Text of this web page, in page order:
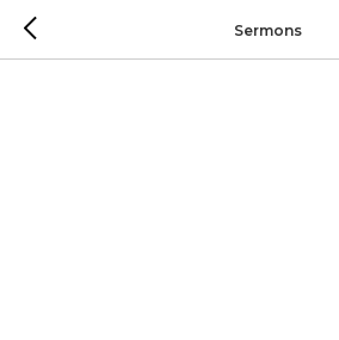
Sermons